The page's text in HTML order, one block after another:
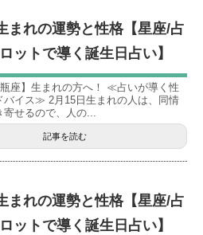
まれの運勢と性格【星座/占
ットで導く誕生日占い】
座】生まれの方へ！ ≪占いが導く性
バイス≫ 2月15日生まれの人は、同情
寄せるので、人の...
記事を読む
まれの運勢と性格【星座/占
ットで導く誕生日占い】